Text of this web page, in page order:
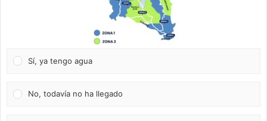
Sí, ya tengo agua
No, todavía no ha llegado